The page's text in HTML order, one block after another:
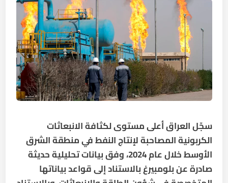
سجّل العراق أعلى مستوى لكثافة الانبعاثات
الكربونية المصاحبة لإنتاج النفط في منطقة الشرق
الأوسط خلال عام 2024، وفق بيانات تحليلية حديثة
صادرة عن بلومبيرغ بالاستناد إلى قواعد بياناتها